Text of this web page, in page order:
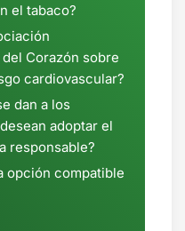
el tabaco?
Corazón sobre
cardiovascular?
dan a los
adoptar el
responsable?
opción compatible